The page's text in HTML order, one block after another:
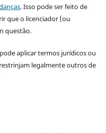
. Isso pode ser feito de
que o licenciador (ou
questão.
aplicar termos jurídicos ou
legalmente outros de